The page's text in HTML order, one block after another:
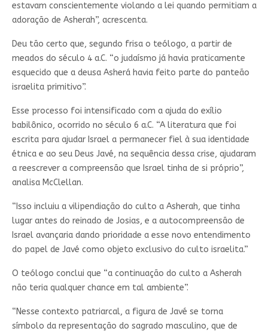
estavam conscientemente violando a lei quando permitiam a
adoração de Asherah”, acrescenta.
Deu tão certo que, segundo frisa o teólogo, a partir de
meados do século 4 a.C. “o judaísmo já havia praticamente
esquecido que a deusa Asherá havia feito parte do panteão
israelita primitivo”.
Esse processo foi intensificado com a ajuda do exílio
babilônico, ocorrido no século 6 a.C. “A literatura que foi
escrita para ajudar Israel a permanecer fiel à sua identidade
étnica e ao seu Deus Javé, na sequência dessa crise, ajudaram
a reescrever a compreensão que Israel tinha de si próprio”,
analisa McClellan.
“Isso incluiu a vilipendiação do culto a Asherah, que tinha
lugar antes do reinado de Josias, e a autocompreensão de
Israel avançaria dando prioridade a esse novo entendimento
do papel de Javé como objeto exclusivo do culto israelita.”
O teólogo conclui que “a continuação do culto a Asherah
não teria qualquer chance em tal ambiente”.
“Nesse contexto patriarcal, a figura de Javé se torna
símbolo da representação do sagrado masculino, que de